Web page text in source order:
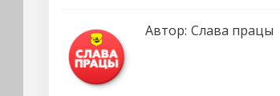
Автор: Слава працы